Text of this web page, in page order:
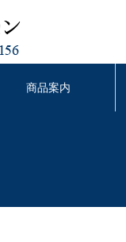
商品案内